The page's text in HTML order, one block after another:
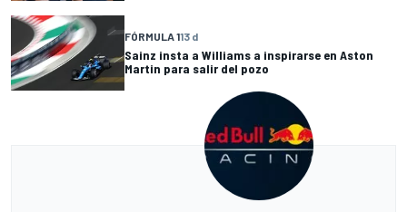
FÓRMULA 113 d
Sainz insta a Williams a inspirarse en Aston
Martin para salir del pozo